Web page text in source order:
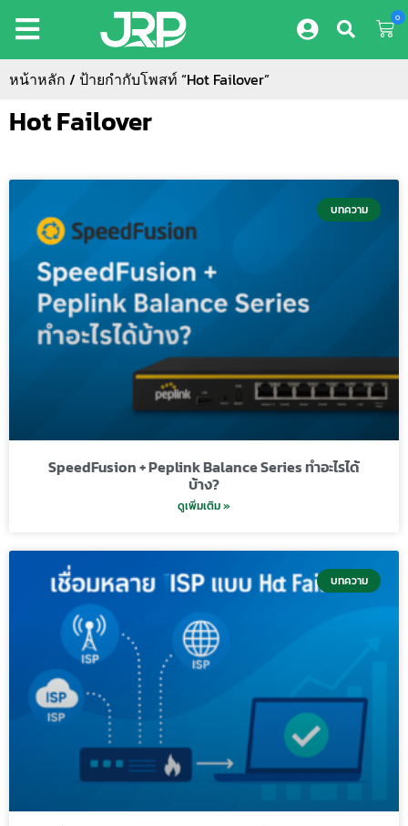
0
หน้าหลัก / ป้ายกำกับโพสท์ “Hot Failover”
Hot Failover
บทความ
SpeedFusion + Peplink Balance Series ทำอะไรได้
บ้าง?
ดูเพิ่มเติม »
บทความ